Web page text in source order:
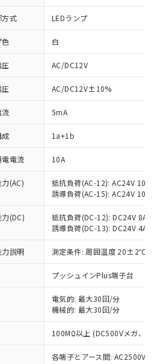
方式 LEDランプ
色 白
圧 AC/DC12V
圧 AC/DC12V±10%
流 5mA
成 1a+1b
電電流 10A
(AC)
抵抗負荷(AC-12): AC24V 10A/
誘導負荷(AC-15): AC24V
(DC)
抵抗負荷(DC-12): DC24V 8A/
誘導負荷(DC-13): DC24V 4A/
説明 測定条件: 周囲温度 20±2℃、
プッシュインPlus端子台
電気的: 最大30回/分
機械的: 最大30回/分
100MΩ以上 (DC500Vメガ、点
各端子とアース間: AC2500V
みいただき、同意のうえ
は、当社制御機器事業取扱
在庫状況および標準価格
させていただくもので
器事業取扱商品の中には、
の対象外となる商品もある
承ください。
RoHS指令（10物質）の
製品が提供可能な商品で
指令（10物質）の非含
に切り替える予定のある
RoHS指令（10物質）の
商品で、対応品を出す予
RoHS指令（10物質）の
を調査中または確認中の
ンス料など無形物で、有
より、非含有部品として
品と判明した場合などや
材料含有率が中国RoHSの
ことを示します。
材料含有率が中国RoHSの
ることを示します。
れら貴社製品のうち、外国